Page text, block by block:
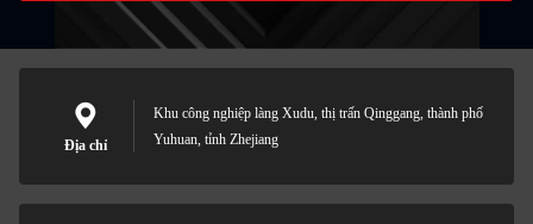
Địa chỉ
Khu công nghiệp làng Xudu, thị trấn Qinggang, thành phố
Yuhuan, tỉnh Zhejiang